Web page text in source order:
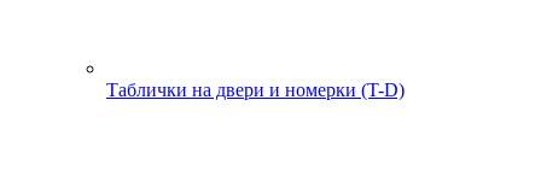
Таблички на двери и номерки (T-D)